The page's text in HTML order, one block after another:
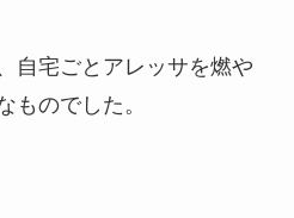
自宅ごとアレッサを燃や
ものでした。